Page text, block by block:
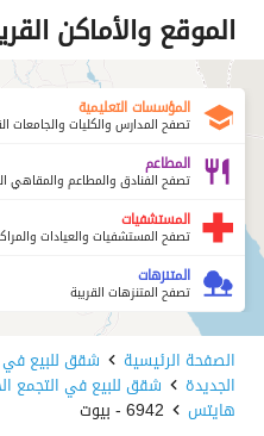
الموقع والأماكن
المؤسسات التعليمية
تصفح المدارس والكليات والجامعات
المطاعم
تصفح الفنادق والمطاعم والمقاهي
المستشفيات
تصفح المستشفيات والعيادات
المتنزهات
تصفح المتنزهات القريبة
الصفحة الرئيسية شقق للبيع في
الجديدة شقق للبيع في التجمع
هايتس 6942 - بيوت